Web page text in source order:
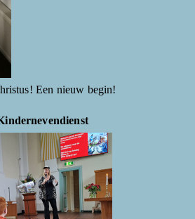
Een nieuw begin!